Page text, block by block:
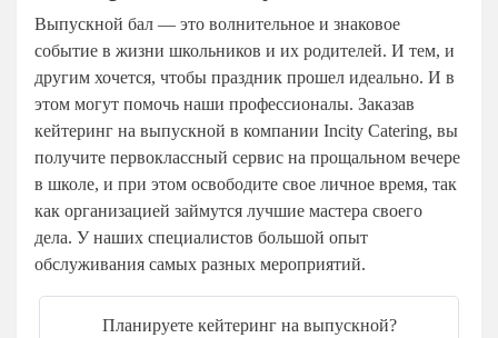
Канапе с креветками
Канапе с сыром
Рулетики
Брускетты и сэндвичи
Круассаны
Брускетты
Профитроли и волованы
Профитроли
Бургеры
Салаты
Тарталетки
В офис
В ЗАГС
Для детей
На свадьбу
На 20 человек
На 30 человек
На 40 человек
На 50 человек
На 80 человек
Банкеты
На свадьбу
Новогодний
Недорогой
Детский
Деловой
Под ключ
На день рождения
на 15 человек
Барбекю
Кэнди-бар
для мальчика
для девочек
на гендер пати
на выпускной
на свадьбу
на день рождения
Кофе-брейк
Коктейль-фуршет
На дом
Событийный кейтеринг
ВИП
на 15 человек
О нас
Вопрос-ответ
Доставка
Оплата
Отзывы
Бонусная программа
Статьи
Цены
Контакты
Обратный
звонок
+7 (495) 226-61-49
с 9:00 до 22:00
Выпускной бал — это волнительное и знаковое
событие в жизни школьников и их родителей. И тем, и
другим хочется, чтобы праздник прошел идеально. И в
этом могут помочь наши профессионалы. Заказав
кейтеринг на выпускной в компании Incity Catering, вы
получите первоклассный сервис на прощальном вечере
в школе, и при этом освободите свое личное время, так
как организацией займутся лучшие мастера своего
дела. У наших специалистов большой опыт
обслуживания самых разных мероприятий.
Планируете кейтеринг на выпускной?